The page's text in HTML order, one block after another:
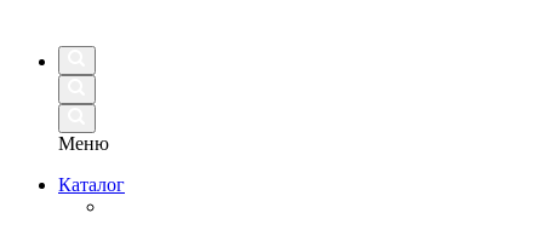
Меню
Каталог